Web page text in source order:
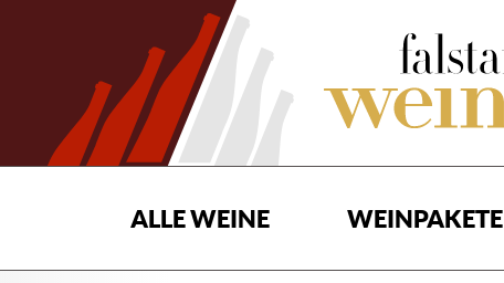
ALLE WEINE WEINPAKETE